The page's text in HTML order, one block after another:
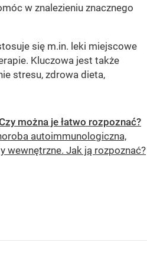
w znalezieniu znacznego
się m.in. leki miejscowe
Kluczowa jest także
stresu, zdrowa dieta,
można je łatwo rozpoznać?
autoimmunologiczna,
wewnętrzne. Jak ją rozpoznać?